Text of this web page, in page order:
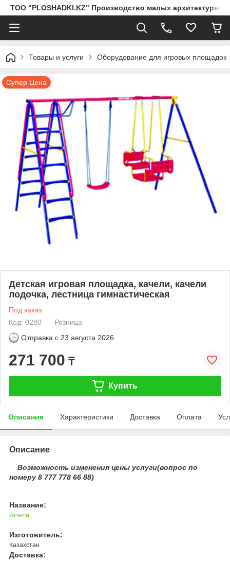
ТОО "PLOSHADKI.KZ" Производство малых
Товары и услуги Оборудование для игровых площадок
Супер Цена
Детская игровая площадка, качели, качели
лодочка, лестница гимнастическая
Под заказ
Код: 0280
Розница
Отправка с 23 августа 2026
271 700 ₸
Купить
Описание Характеристики Доставка Оплата
Описание
Возможность изменения цены услуги(вопрос по
номеру 8 777 778 66 88)
Название:
качели
Изготовитель:
Казахстан
Доставка: